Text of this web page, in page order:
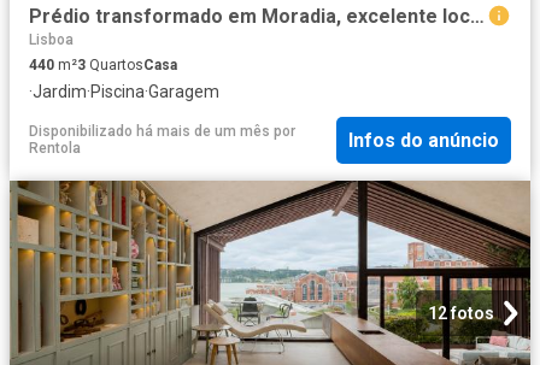
Prédio transformado em Moradia, excelente localização junto à Basílica da Estrela
Lisboa
440 m²3 QuartosCasa
·Jardim·Piscina·Garagem
Disponibilizado há mais de um mês por
Rentola
Infos do anúncio
12 fotos